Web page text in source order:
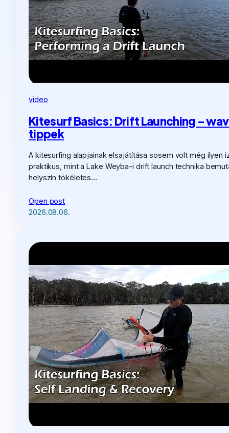
video
Kitesurf Basics: Drift Launching –
tippek
A kitesurfing alapjainak elsajátítása sosem volt még ilyen
praktikus, mint a Lake Weyba-i drift launch technika
helyszín tökéletes…
Open post
2026.08.06.